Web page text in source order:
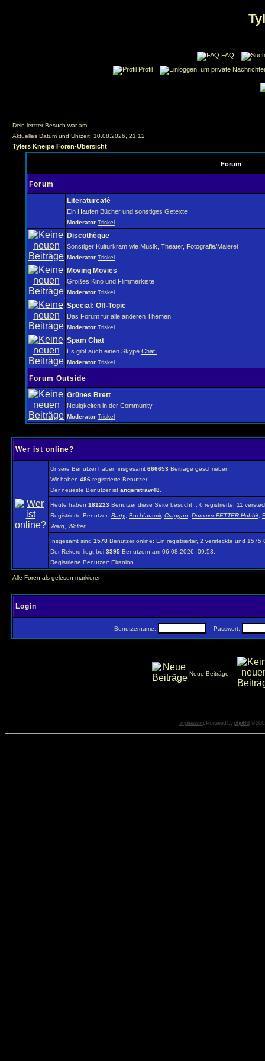
FAQ
Profil
Dein letzter Besuch war am:
Aktuelles Datum und Uhrzeit: 10.08.2026, 21:12
Tylers Kneipe Foren-Übersicht
Forum
Forum
Literaturcafé
Ein Haufen Bücher und sonstiges Getexte
Moderator Triskel
Discothèque
Sonstiger Kulturkram wie Musik, Theater, Fotografie/Malerei
Moderator Triskel
Moving Movies
Großes Kino und Flimmerkiste
Moderator Triskel
Special: Off-Topic
Das Forum für alle anderen Themen
Moderator Triskel
Spam Chat
Es gibt auch einen Skype Chat.
Moderator Triskel
Forum Outside
Grünes Brett
Neuigkeiten in der Community
Moderator Triskel
Wer ist online?
Unsere Benutzer haben insgesamt 666653 Beiträge geschrieben.
Wir haben 486 registrierte Benutzer.
Der neueste Benutzer ist angerstraw48
Heute haben 181223 Benutzer diese Seite besucht :: 6 registrierte, 11
Registrierte Benutzer: Barty, Buchfaramir, Craggan Dummer FETTER Hobbit
Warg
Wolter
Insgesamt sind 1578 Benutzer online: Ein registrierter, 2 versteckte und
Der Rekord liegt bei 3395 Benutzern am 06.08.2026, 09:53.
Registrierte Benutzer: Eiranion
Alle Foren als gelesen markieren
Login
Benutzername: Passwort:
Neue Beiträge
Impressum. Powered byphpBB©